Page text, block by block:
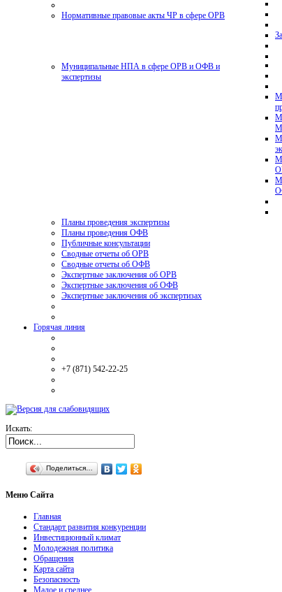
Нормативные правовые акты ЧР в сфере ОРВ
Муниципальные НПА в сфере ОРВ и ОФВ и
экспертизы
Планы проведения экспертизы
Планы проведения ОФВ
Публичные консультации
Сводные отчеты об ОРВ
Сводные отчеты об ОФВ
Экспертные заключения об ОРВ
Экспертные заключения об ОФВ
Экспертные заключения об экспертизах
Горячая линия
+7 (871) 542-22-25
Искать:
Поделиться…
Меню Сайта
Главная
Стандарт развития конкуренции
Инвестиционный климат
Молодежная политика
Обращения
Карта сайта
Безопасность
Малое и среднее